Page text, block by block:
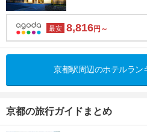
最安 8,816円～
京都駅周辺のホテルラン
京都の旅行ガイドまとめ